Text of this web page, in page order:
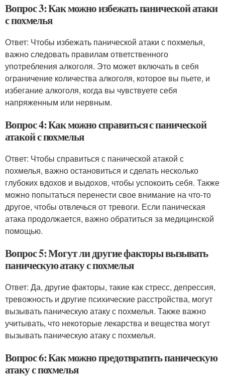
Вопрос 3: Как можно избежать панической атаки
с похмелья
Ответ: Чтобы избежать панической атаки с похмелья,
важно следовать правилам ответственного
употребления алкоголя. Это может включать в себя
ограничение количества алкоголя, которое вы пьете, и
избегание алкоголя, когда вы чувствуете себя
напряженным или нервным.
Вопрос 4: Как можно справиться с панической
атакой с похмелья
Ответ: Чтобы справиться с панической атакой с
похмелья, важно остановиться и сделать несколько
глубоких вдохов и выдохов, чтобы успокоить себя. Также
можно попытаться перенести свое внимание на что-то
другое, чтобы отвлечься от тревоги. Если паническая
атака продолжается, важно обратиться за медицинской
помощью.
Вопрос 5: Могут ли другие факторы вызывать
паническую атаку с похмелья
Ответ: Да, другие факторы, такие как стресс, депрессия,
тревожность и другие психические расстройства, могут
вызывать паническую атаку с похмелья. Также важно
учитывать, что некоторые лекарства и вещества могут
вызывать паническую атаку с похмелья.
Вопрос 6: Как можно предотвратить паническую
атаку с похмелья